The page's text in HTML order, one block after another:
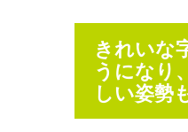
きれいな
うになり
しい姿勢